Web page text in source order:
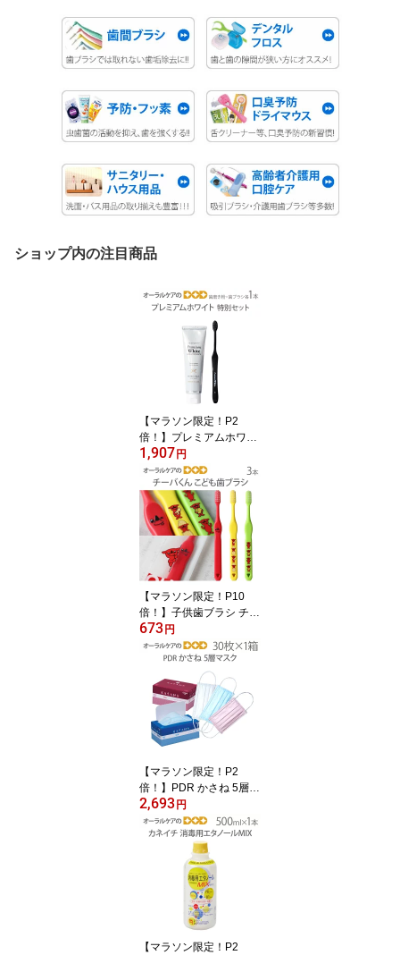
ショップ内の注目商品
【マラソン限定！P2
倍！】プレミアムホワイ
ト特別セット 歯磨き粉1
本＋歯ブラシ1本セット
ホワイトニングだけでは
終わらないトータルケア
セット ギフト【発泡剤無
配合】【父の日】【メー
ル便不可】
1,907 円
【マラソン限定！P10
倍！】子供歯ブラシ チー
バくん こども歯ブラシ 3
色アソート 日本製 3本
【キャラクター大好き】
【メール便可 10セット(3
0本)まで】
673 円
【マラソン限定！P2
倍！】PDR かさね 5層マ
スク 日本製 30枚入り
【花粉症対策】【感染対
策】【高機能】【個包装
ではございません】【メ
ール便不可】
2,693 円
【マラソン限定！P2